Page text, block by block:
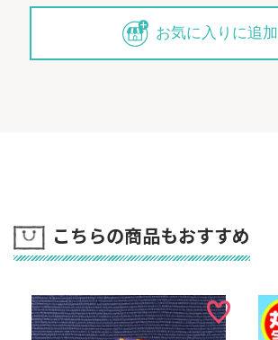
お気に入りに追加
こちらの商品もおすすめ